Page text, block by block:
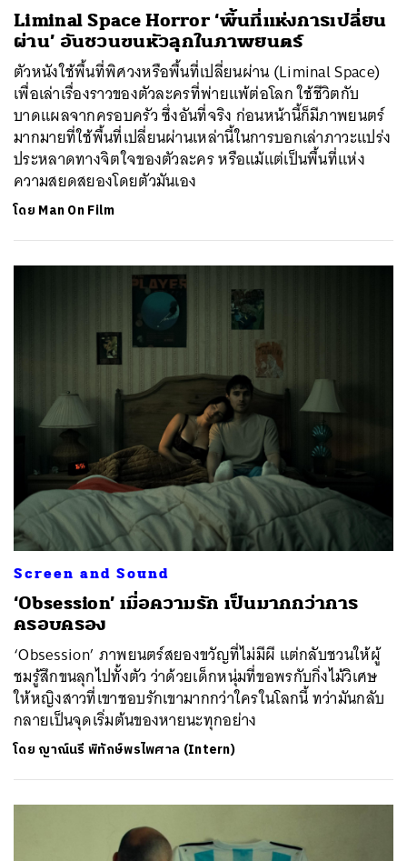
Liminal Space Horror ‘พื้นที่แห่งการเปลี่ยน
ผ่าน’ อันชวนขนหัวลุกในภาพยนตร์
ตัวหนังใช้พื้นที่พิศวงหรือพื้นที่เปลี่ยนผ่าน (Liminal Space)
เพื่อเล่าเรื่องราวของตัวละครที่พ่ายแพ้ต่อโลก ใช้ชีวิตกับ
บาดแผลจากครอบครัว ซึ่งอันที่จริง ก่อนหน้านี้ก็มีภาพยนตร์
มากมายที่ใช้พื้นที่เปลี่ยนผ่านเหล่านี้ในการบอกเล่าภาวะแปร่ง
ประหลาดทางจิตใจของตัวละคร หรือแม้แต่เป็นพื้นที่แห่ง
ความสยดสยองโดยตัวมันเอง
โดย Man On Film
Screen and Sound
‘Obsession’ เมื่อความรัก เป็นมากกว่าการ
ครอบครอง
‘Obsession’ ภาพยนตร์สยองขวัญที่ไม่มีผี แต่กลับชวนให้ผู้
ชมรู้สึกขนลุกไปทั้งตัว ว่าด้วยเด็กหนุ่มที่ขอพรกับกิ่งไม้วิเศษ
ให้หญิงสาวที่เขาชอบรักเขามากกว่าใครในโลกนี้ ทว่ามันกลับ
กลายเป็นจุดเริ่มต้นของหายนะทุกอย่าง
โดย ญาณ์นรี พิทักษ์พรไพศาล (Intern)